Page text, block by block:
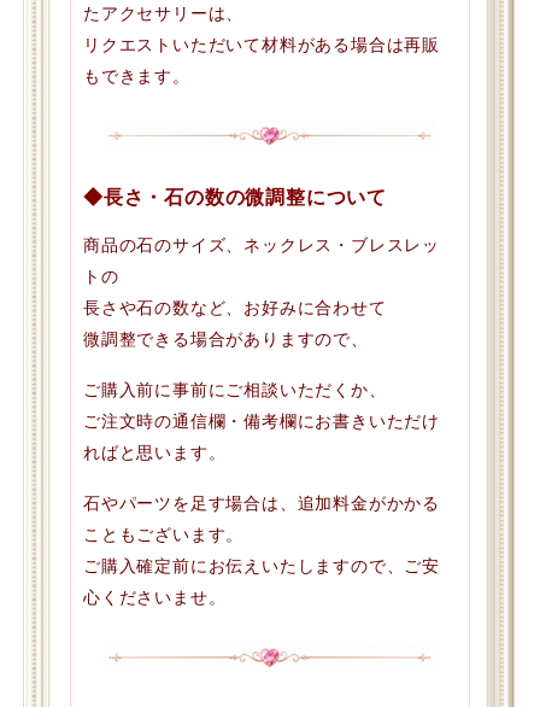
たアクセサリーは、
リクエストいただいて材料がある場合は再販
もできます。
◆長さ・石の数の微調整について
商品の石のサイズ、ネックレス・ブレスレッ
トの
長さや石の数など、お好みに合わせて
微調整できる場合がありますので、
ご購入前に事前にご相談いただくか、
ご注文時の通信欄・備考欄にお書きいただけ
ればと思います。
石やパーツを足す場合は、追加料金がかかる
こともございます。
ご購入確定前にお伝えいたしますので、ご安
心くださいませ。